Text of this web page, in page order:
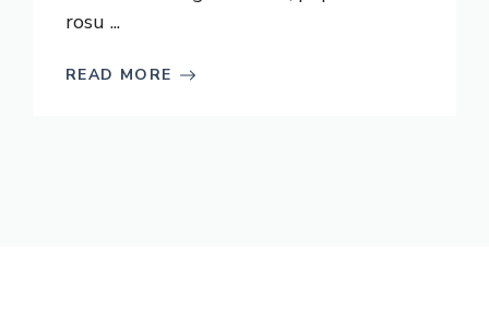
rosu ...
READ MORE